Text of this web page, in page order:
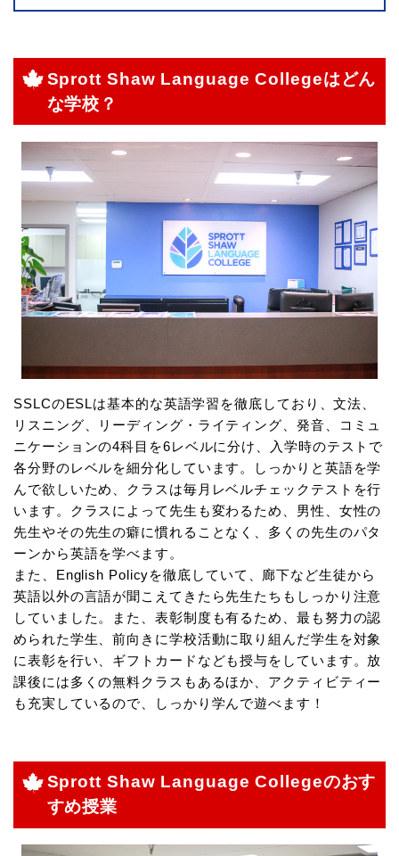
Sprott Shaw Language Collegeはどん
な学校？
SSLCのESLは基本的な英語学習を徹底しており、文法、
リスニング、リーディング・ライティング、発音、コミュ
ニケーションの4科目を6レベルに分け、入学時のテストで
各分野のレベルを細分化しています。しっかりと英語を学
んで欲しいため、クラスは毎月レベルチェックテストを行
います。クラスによって先生も変わるため、男性、女性の
先生やその先生の癖に慣れることなく、多くの先生のパタ
ーンから英語を学べます。
また、English Policyを徹底していて、廊下など生徒から
英語以外の言語が聞こえてきたら先生たちもしっかり注意
していました。また、表彰制度も有るため、最も努力の認
められた学生、前向きに学校活動に取り組んだ学生を対象
に表彰を行い、ギフトカードなども授与をしています。放
課後には多くの無料クラスもあるほか、アクティビティー
も充実しているので、しっかり学んで遊べます！
Sprott Shaw Language Collegeのおす
すめ授業